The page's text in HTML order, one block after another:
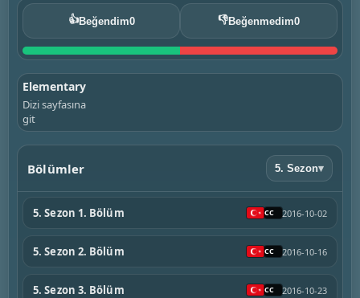
👍Beğendim0 👎Beğenmedim0
Elementary
Dizi sayfasına
git
Bölümler 5. Sezon▾
5. Sezon 1. Bölüm 2016-10-02
5. Sezon 2. Bölüm 2016-10-16
5. Sezon 3. Bölüm 2016-10-23